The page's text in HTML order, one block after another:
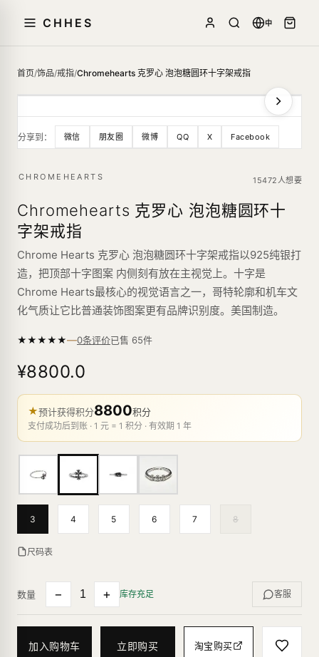
CHHES 中
首页/饰品/戒指/Chromehearts 克罗心 泡泡糖圆环十字架戒指
分享到： 微信 朋友圈 微博 QQ X Facebook
CHROMEHEARTS 15472人想要
Chromehearts 克罗心 泡泡糖圆环十
字架戒指
Chrome Hearts 克罗心 泡泡糖圆环十字架戒指以925纯银打
造，把顶部十字图案 内侧刻有放在主视觉上。十字是
Chrome Hearts最核心的视觉语言之一，哥特轮廓和机车文
化气质让它比普通装饰图案更有品牌识别度。美国制造。
★★★★★—0条评价已售 65件
¥8800.0
★预计获得积分8800积分
支付成功后到账 · 1 元 = 1 积分 · 有效期 1 年
3 4 5 6 7 8
尺码表
数量 − + 库存充足 客服
加入购物车 立即购买 淘宝购买